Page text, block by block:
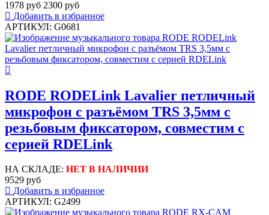
1978 руб 2300 руб
Добавить в избранное
АРТИКУЛ: G0681
RODE RODELink Lavalier петличный
микрофон c разъёмом TRS 3,5мм с
резьбовым фиксатором, совместим с
серией RDELink
НА СКЛАДЕ: НЕТ В НАЛИЧИИ
9529 руб
Добавить в избранное
АРТИКУЛ: G2499